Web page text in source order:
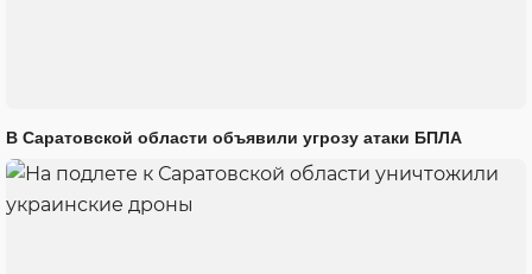
В Саратовской области объявили угрозу атаки БПЛА